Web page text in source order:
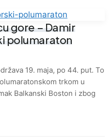
gore – Damir
polumaraton
19. maja, po 44. put. To
trkom u
Balkanski Boston i zbog